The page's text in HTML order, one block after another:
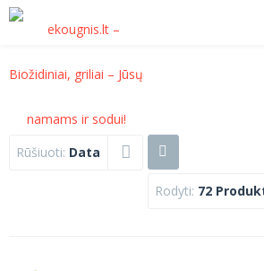
Rūšiuoti: Data
Rodyti: 72